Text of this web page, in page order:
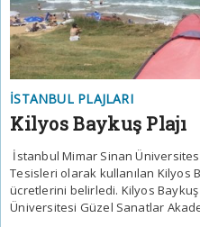
İSTANBUL PLAJLARI
Kilyos Baykuş Plajı
İstanbul Mimar Sinan
Tesisleri olarak kullanılan Kilyos
ücretlerini belirledi. Kilyos
Üniversitesi Güzel Sanatlar